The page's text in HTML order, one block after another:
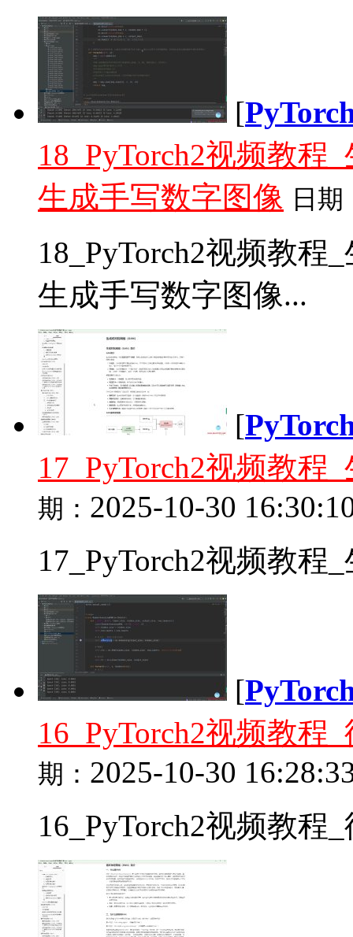
[
18_PyTorch2视频教程
生成手写数字图像 日期
18_PyTorch2视频教程
生成手写数字图像...
[
17_PyTorch2视频教程
期： 2025-10-30
17_PyTorch2视频教程
[
16_PyTorch2视频教程
期： 2025-10-30
16_PyTorch2视频教程